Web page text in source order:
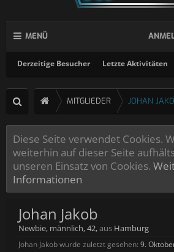
MENÜ
Derzeitige Besucher Letzte Aktivitäten
MITGLIEDER JOHAN
Diese Seite verwendet Cookies.
weiterhin auf dieser Seite
unseren Einsatz von Cookies.
Informationen
Johan Jakob
Newbie, männlich, 42,aus Hamburg
Johan Jakob wurde zuletzt gesehen: 9.